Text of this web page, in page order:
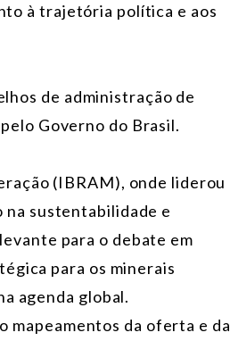
à trajetória política e aos
de administração de
Governo do Brasil.
(IBRAM), onde liderou
na sustentabilidade e
para o debate em
para os minerais
agenda global.
mapeamentos da oferta e da